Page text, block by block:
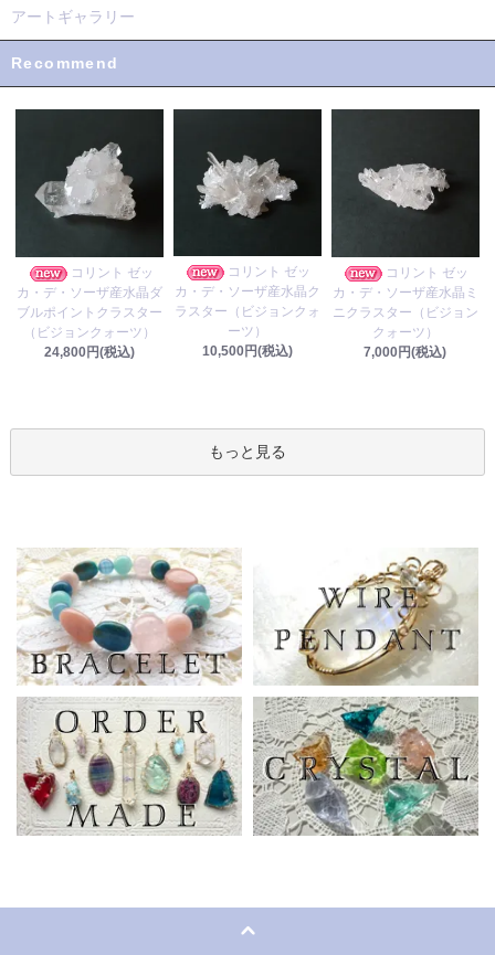
アートギャラリー
Recommend
コリント ゼッ
カ・デ・ソーザ産水晶ダ
ブルポイントクラスター
（ビジョンクォーツ）
24,800円(税込)
コリント ゼッ
カ・デ・ソーザ産水晶ク
ラスター（ビジョンクォ
ーツ）
10,500円(税込)
コリント ゼッ
カ・デ・ソーザ産水晶ミ
ニクラスター（ビジョン
クォーツ）
7,000円(税込)
もっと見る